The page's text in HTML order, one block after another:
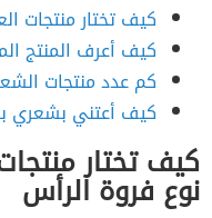
كيف تختار منتجات
كيف أعرف المنتج
كم عدد منتجات
كيف أعتني بشعري
كيف تختار
نوع فروة الرأس